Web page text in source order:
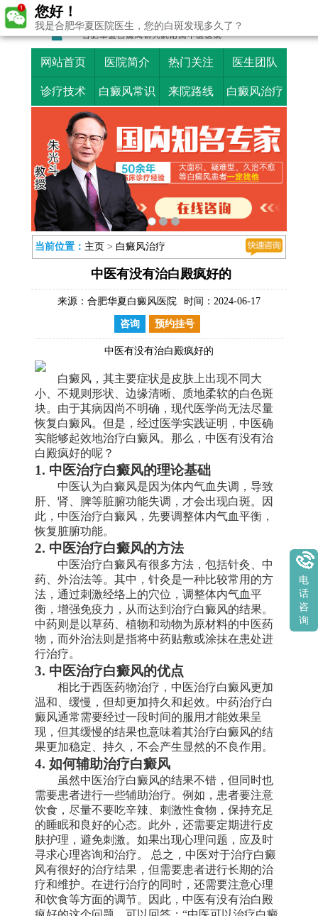
网站首页 医院简介 热门关注 医生团队
诊疗技术 白癜风常识 来院路线 白癜风治疗
当前位置： 主页 > 白癜风治疗
中医有没有治白殿疯好的
来源： 合肥华夏白癜风医院 时间：2024-06-17
咨询 预约挂号
中医有没有治白殿疯好的
白癜风，其主要症状是皮肤上出现不同大
小、不规则形状、边缘清晰、质地柔软的白色斑
块。由于其病因尚不明确，现代医学尚无法尽量
恢复白癜风。但是，经过医学实践证明，中医确
实能够起效地治疗白癜风。那么，中医有没有治
白殿疯好的呢？
1. 中医治疗白癜风的理论基础
中医认为白癜风是因为体内气血失调，导致
肝、肾、脾等脏腑功能失调，才会出现白斑。因
此，中医治疗白癜风，先要调整体内气血平衡，
恢复脏腑功能。
2. 中医治疗白癜风的方法
中医治疗白癜风有很多方法，包括针灸、中
药、外治法等。其中，针灸是一种比较常用的方
法，通过刺激经络上的穴位，调整体内气血平
衡，增强免疫力，从而达到治疗白癜风的结果。
中药则是以草药、植物和动物为原材料的中医药
物，而外治法则是指将中药贴敷或涂抹在患处进
行治疗。
3. 中医治疗白癜风的优点
相比于西医药物治疗，中医治疗白癜风更加
温和、缓慢，但却更加持久和起效。中药治疗白
癜风通常需要经过一段时间的服用才能效果呈
现，但其缓慢的结果也意味着其治疗白癜风的结
果更加稳定、持久，不会产生显然的不良作用。
4. 如何辅助治疗白癜风
虽然中医治疗白癜风的结果不错，但同时也
需要患者进行一些辅助治疗。例如，患者要注意
饮食，尽量不要吃辛辣、刺激性食物，保持充足
的睡眠和良好的心态。此外，还需要定期进行皮
肤护理，避免刺激。如果出现心理问题，应及时
寻求心理咨询和治疗。 总之，中医对于治疗白癜
风有很好的治疗结果，但需要患者进行长期的治
疗和维护。在进行治疗的同时，还需要注意心理
和饮食等方面的调节。因此，中医有没有治白殿
您好！
我是合肥华夏医院医生，您的白斑发现多久了？
电
话
咨
询